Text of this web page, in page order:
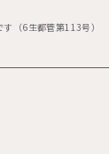
（6生都管第113号）